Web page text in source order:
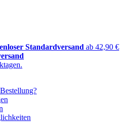
Standardversand ab 42,90 €